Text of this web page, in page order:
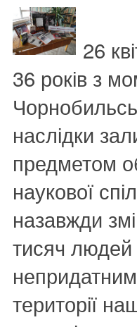
26
36 років з
наслідки
предметом
наукової
назавжди
тисяч людей
території